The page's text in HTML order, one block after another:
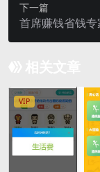
下一篇
首席赚钱省钱
索关键词显示
VIP